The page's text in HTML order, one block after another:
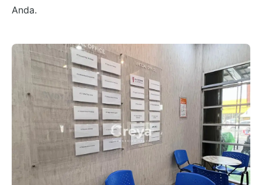
Anda.